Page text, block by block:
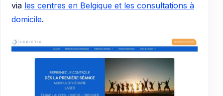
via les centres en Belgique et les consultations à
domicile.